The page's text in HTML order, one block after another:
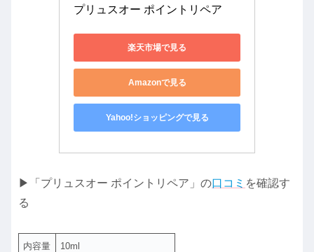
プリュスオー ポイントリペア
楽天市場で見る
Amazonで見る
Yahoo!ショッピングで見る
▶「プリュスオー ポイントリペア」の口コミ を確認す
る
内容量 10ml